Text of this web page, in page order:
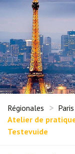
Régionales
Atelier de
Testevuide